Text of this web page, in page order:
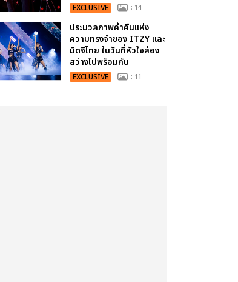
EXCLUSIVE : 14
ประมวลภาพค่ำคืนแห่ง
ความทรงจำของ ITZY และ
มิดจีไทย ในวันที่หัวใจส่อง
สว่างไปพร้อมกัน
EXCLUSIVE : 11